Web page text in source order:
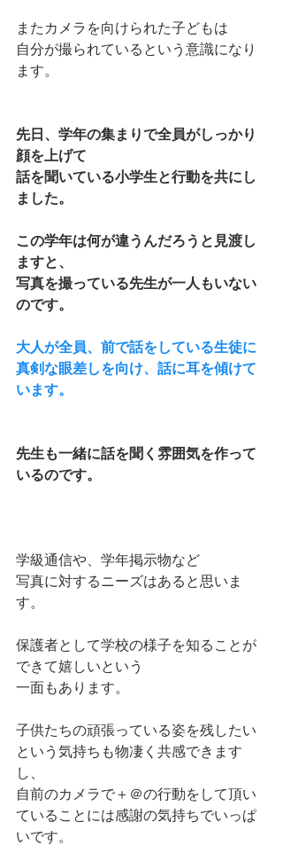
またカメラを向けられた子どもは
自分が撮られているという意識になり
ます。
先日、学年の集まりで全員がしっかり
顔を上げて
話を聞いている小学生と行動を共にし
ました。
この学年は何が違うんだろうと見渡し
ますと、
写真を撮っている先生が一人もいない
のです。
大人が全員、前で話をしている生徒に
真剣な眼差しを向け、話に耳を傾けて
います。
先生も一緒に話を聞く雰囲気を作って
いるのです。
学級通信や、学年掲示物など
写真に対するニーズはあると思いま
す。
保護者として学校の様子を知ることが
できて嬉しいという
一面もあります。
子供たちの頑張っている姿を残したい
という気持ちも物凄く共感できます
し、
自前のカメラで＋＠の行動をして頂い
ていることには感謝の気持ちでいっぱ
いです。